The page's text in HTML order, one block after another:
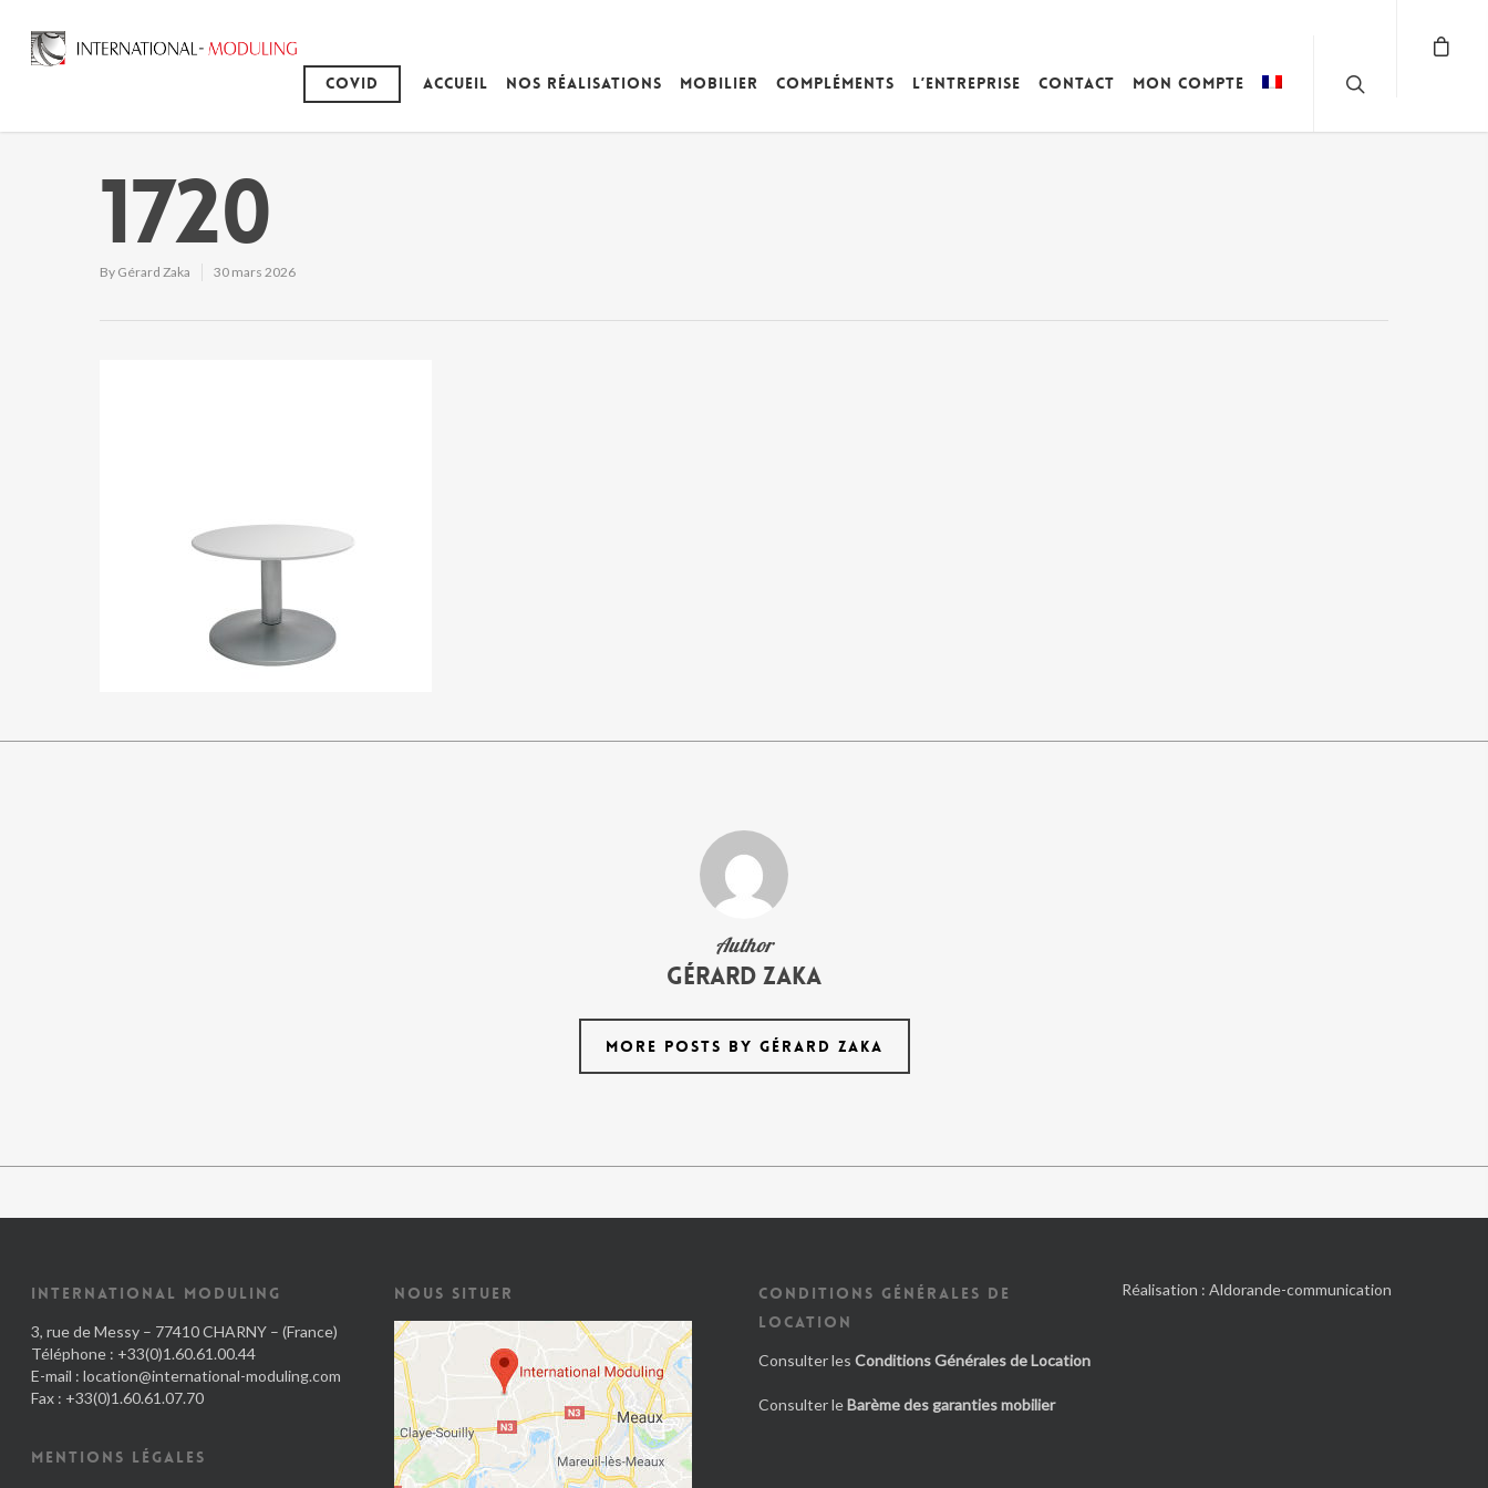
Covid Accueil Nos réalisations Mobilier Compléments L’entreprise Contact Mon compte
1720
By Gérard Zaka 30 mars 2026
Author
Gérard Zaka
MORE POSTS BY GÉRARD ZAKA
INTERNATIONAL MODULING
3, rue de Messy – 77410 CHARNY – (France)
Téléphone : +33(0)1.60.61.00.44
E-mail : location@international-moduling.com
Fax : +33(0)1.60.61.07.70
MENTIONS LÉGALES
NOUS SITUER
CONDITIONS GÉNÉRALES DE
LOCATION
Consulter les Conditions Générales de Location
Consulter leBarème des garanties mobilier
Réalisation :Aldorande-communication